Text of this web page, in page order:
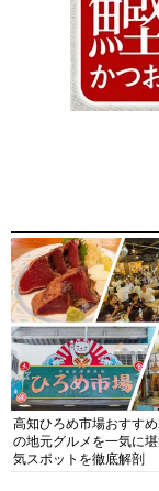
高知ひろめ市場おすす
の地元グルメを一気に
気スポットを徹底解剖